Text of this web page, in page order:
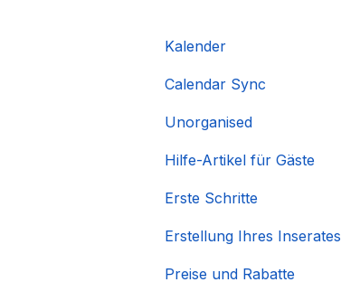
Kalender
Calendar Sync
Importieren beliebter
Unorganised
Hilfe-Artikel für Gäste
Erste Schritte
Erstellung Ihres Inserates
Preise und Rabatte